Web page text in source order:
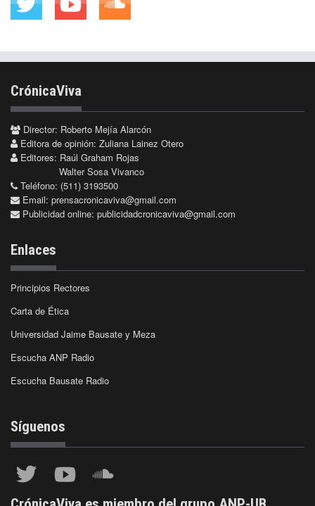
CrónicaViva
Director: Roberto Mejía Alarcón
Editora de opinión: Zuliana Lainez Otero
Editores: Raúl Graham Rojas
Walter Sosa Vivanco
Teléfono: (511) 3193500
Email: prensacronicaviva@gmail.com
Publicidad online: publicidadcronicaviva@gmail.com
Enlaces
Principios Rectores
Carta de Ética
Universidad Jaime Bausate y Meza
Escucha ANP Radio
Escucha Bausate Radio
Síguenos